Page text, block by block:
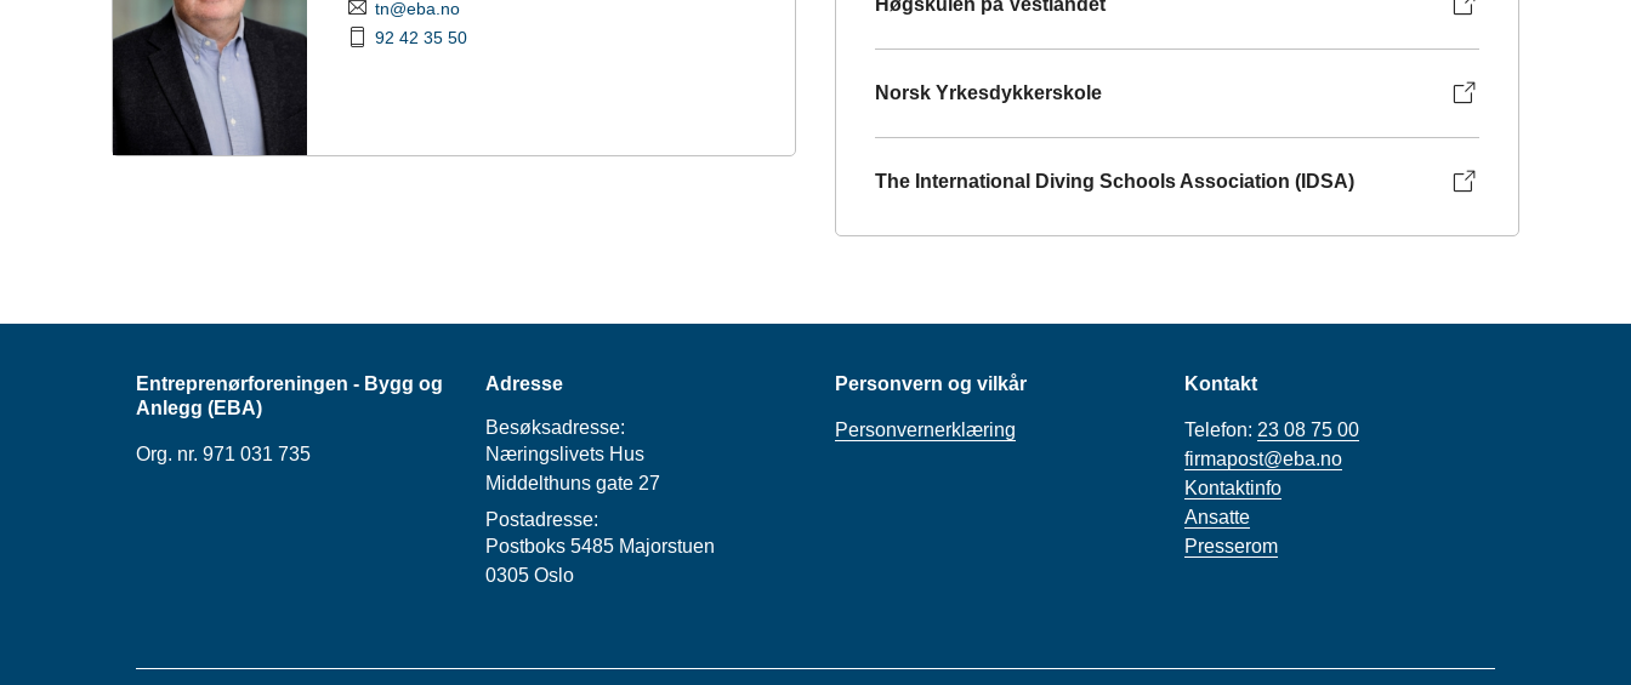
tn@eba.no
92 42 35 50
Norsk Yrkesdykkerskole
The International Diving Schools Association (IDSA)
Entreprenørforeningen - Bygg og
Anlegg (EBA)
Org. nr. 971 031 735
Adresse
Besøksadresse:
Næringslivets Hus
Middelthuns gate 27
Postadresse:
Postboks 5485 Majorstuen
0305 Oslo
Personvern og vilkår
Personvernerklæring
Kontakt
Telefon: 23 08 75 00
firmapost@eba.no
Kontaktinfo
Ansatte
Presserom